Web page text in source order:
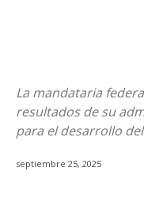
La mandataria
resultados de su
para el desarrollo
septiembre 25, 2025